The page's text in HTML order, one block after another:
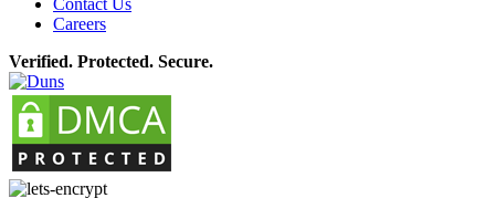
Contact Us
Careers
Verified. Protected. Secure.